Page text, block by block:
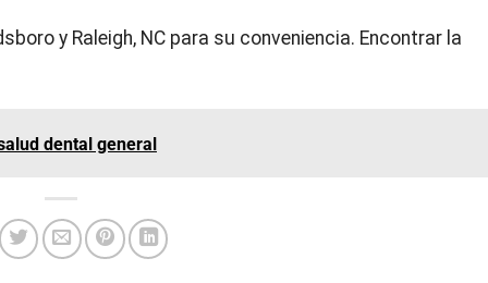
y Raleigh, NC para su conveniencia. Encontrar la
dental general